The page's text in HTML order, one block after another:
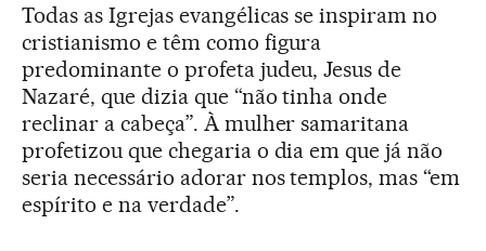
Todas as Igrejas evangélicas se inspiram no
cristianismo e têm como figura
predominante o profeta judeu, Jesus de
Nazaré, que dizia que “não tinha onde
reclinar a cabeça”. À mulher samaritana
profetizou que chegaria o dia em que já não
seria necessário adorar nos templos, mas “em
espírito e na verdade”.